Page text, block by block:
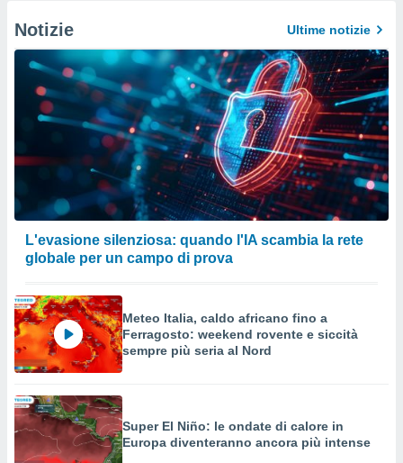
Notizie Ultime notizie
L'evasione silenziosa: quando l'IA scambia la rete
globale per un campo di prova
Meteo Italia, caldo africano fino a
Ferragosto: weekend rovente e siccità
sempre più seria al Nord
Super El Niño: le ondate di calore in
Europa diventeranno ancora più intense